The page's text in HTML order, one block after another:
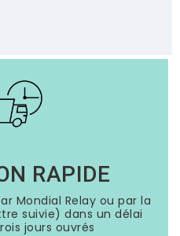
RAPIDE
Mondial Relay ou par la
suivie) dans un délai
jours ouvrés